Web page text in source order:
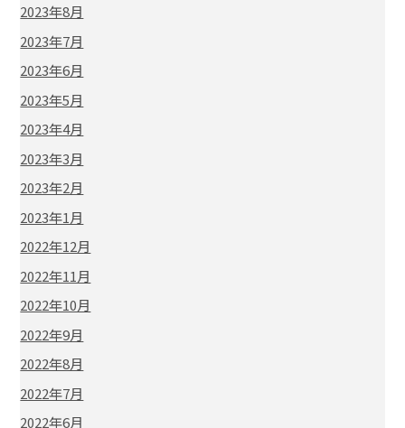
2023年8月
2023年7月
2023年6月
2023年5月
2023年4月
2023年3月
2023年2月
2023年1月
2022年12月
2022年11月
2022年10月
2022年9月
2022年8月
2022年7月
2022年6月